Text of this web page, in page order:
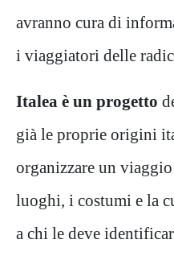
avranno cura di
i viaggiatori delle
Italea è un progetto
già le proprie origini
organizzare un
luoghi, i costumi e la
a chi le deve